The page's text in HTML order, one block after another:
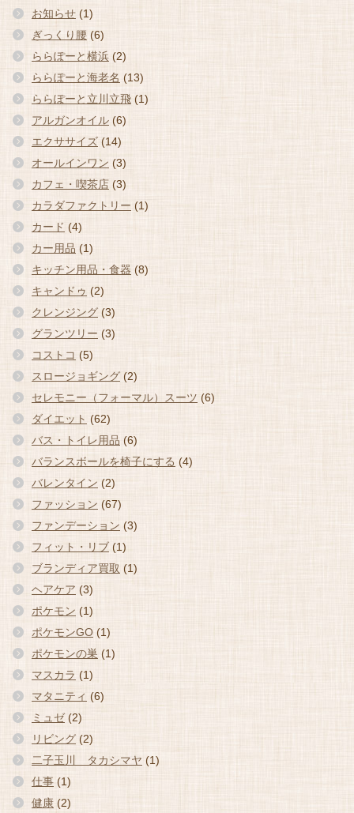
お知らせ (1)
ぎっくり腰 (6)
ららぽーと横浜 (2)
ららぽーと海老名 (13)
ららぽーと立川立飛 (1)
アルガンオイル (6)
エクササイズ (14)
オールインワン (3)
カフェ・喫茶店 (3)
カラダファクトリー (1)
カード (4)
カー用品 (1)
キッチン用品・食器 (8)
キャンドゥ (2)
クレンジング (3)
グランツリー (3)
コストコ (5)
スロージョギング (2)
セレモニー（フォーマル）スーツ (6)
ダイエット (62)
バス・トイレ用品 (6)
バランスボールを椅子にする (4)
バレンタイン (2)
ファッション (67)
ファンデーション (3)
フィット・リブ (1)
ブランディア買取 (1)
ヘアケア (3)
ポケモン (1)
ポケモンGO (1)
ポケモンの巣 (1)
マスカラ (1)
マタニティ (6)
ミュゼ(2)
リビング (2)
二子玉川 タカシマヤ (1)
仕事 (1)
健康 (2)